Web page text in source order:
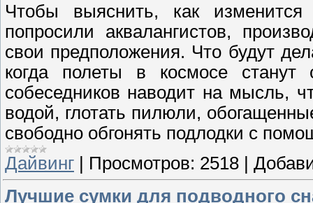
Чтобы выяснить, как
попросили аквалангистов,
свои предположения. Что будут
когда полеты в космосе
собеседников наводит на мысль,
водой, глотать пилюли,
свободно обгонять подлодки с
Дайвинг | Просмотров: 2518 |
Лучшие сумки для подводного